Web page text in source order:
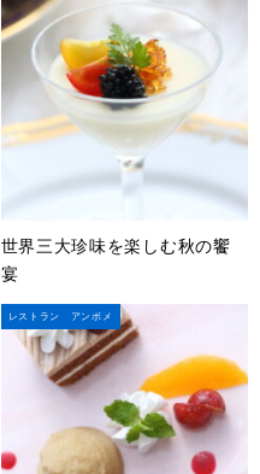
世界三大珍味を楽しむ秋の饗
宴
レストラン アンボメ